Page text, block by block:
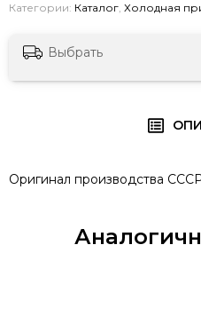
Категории: Каталог, Холодная
Выбрать
Оригинал производства